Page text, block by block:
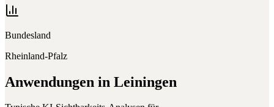
Bundesland
Rheinland-Pfalz
Anwendungen in Leiningen